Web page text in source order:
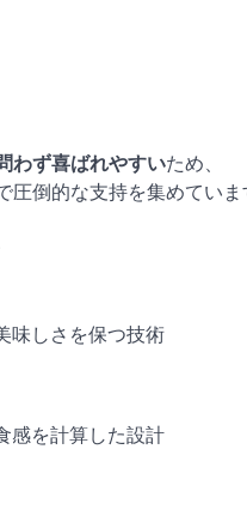
わず喜ばれやすいため、
圧倒的な支持を集めていま
味しさを保つ技術
感を計算した設計